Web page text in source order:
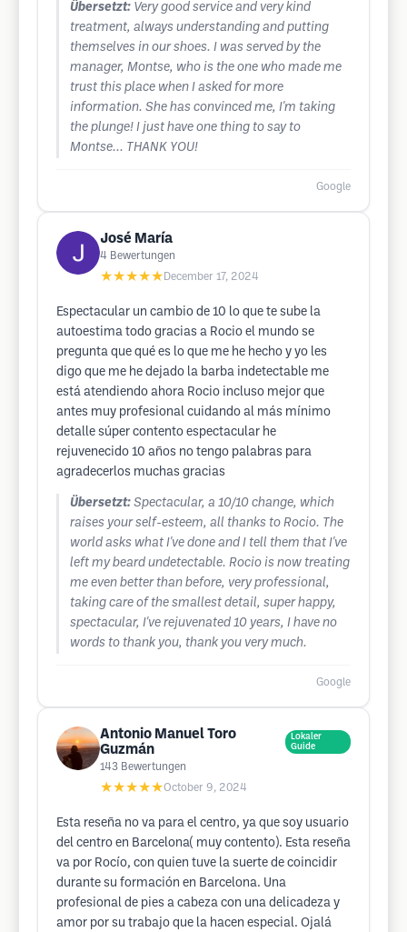
Übersetzt: Very good service and very kind
treatment, always understanding and putting
themselves in our shoes. I was served by the
manager, Montse, who is the one who made me
trust this place when I asked for more
information. She has convinced me, I'm taking
the plunge! I just have one thing to say to
Montse... THANK YOU!
Google
José María
4 Bewertungen
★★★★★ December 17, 2024
Espectacular un cambio de 10 lo que te sube la
autoestima todo gracias a Rocio el mundo se
pregunta que qué es lo que me he hecho y yo les
digo que me he dejado la barba indetectable me
está atendiendo ahora Rocio incluso mejor que
antes muy profesional cuidando al más mínimo
detalle súper contento espectacular he
rejuvenecido 10 años no tengo palabras para
agradecerlos muchas gracias
Übersetzt: Spectacular, a 10/10 change, which
raises your self-esteem, all thanks to Rocio. The
world asks what I've done and I tell them that I've
left my beard undetectable. Rocio is now treating
me even better than before, very professional,
taking care of the smallest detail, super happy,
spectacular, I've rejuvenated 10 years, I have no
words to thank you, thank you very much.
Google
Antonio Manuel Toro
Guzmán
Lokaler
Guide
143 Bewertungen
★★★★★October 9, 2024
Esta reseña no va para el centro, ya que soy usuario
del centro en Barcelona( muy contento). Esta reseña
va por Rocío, con quien tuve la suerte de coincidir
durante su formación en Barcelona. Una
profesional de pies a cabeza con una delicadeza y
amor por su trabajo que la hacen especial. Ojalá